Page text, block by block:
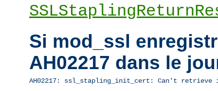
Si mod_ssl
AH02217 dans le
AH02217: ssl_stapling_init_cert: Can't